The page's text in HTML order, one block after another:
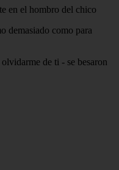
en el hombro del chico
demasiado como para
de ti - se besaron